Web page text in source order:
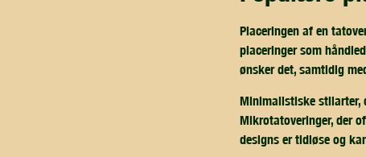
Placeringen af en
placeringer som
ønsker det, samtidig
Minimalistiske stilarter,
Mikrotatoveringer, der
designs er tidløse og